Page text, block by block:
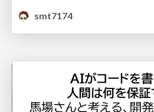
smt7174